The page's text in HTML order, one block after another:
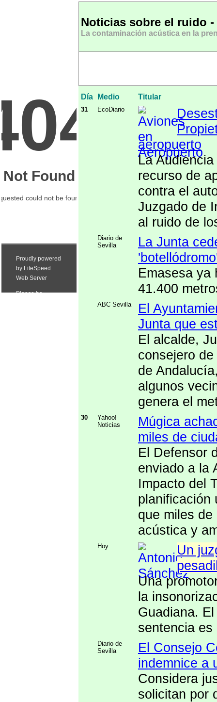
Noticias sobre el ruido -
La contaminación acústica en la
Día Medio Titular
31 EcoDiario
aeropuerto
La
recurso de
contra el
Juzgado de
al ruido de
Diario de
Sevilla
La Junta
Emasesa ya
41.400
ABC Sevilla
El
Junta que
El alcalde,
consejero
de
algunos
genera el
30
Yahoo!
Noticias
Múgica
miles de
El Defensor
enviado a la
Impacto del
planificación
que miles
acústica y
Hoy
Un
Una
la
Guadiana.
sentencia es
Diario de
Sevilla
El Consejo
indemnice a
Considera
solicitan por